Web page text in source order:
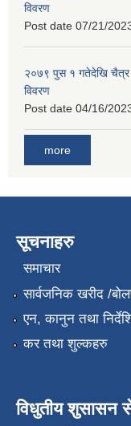
विवरण
Post date 07/21/
२०७९ पुस १ गतेदेखि चैत्र
विवरण
Post date 04/16/
more
सूचनाहरु
समाचार
सार्वजनिक खरीद /
एन, कानुन तथा
कर तथा शुल्कहरु
विधुतीय शुसासन